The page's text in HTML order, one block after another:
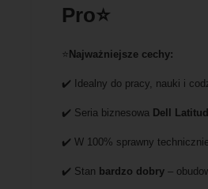
Pro⭐
⭐ Najważniejsze cechy:
✔️ Idealny do pracy, nauki i
✔️ Seria biznesowa Dell
✔️ W 100% sprawny
✔️ Stan bardzo dobry –